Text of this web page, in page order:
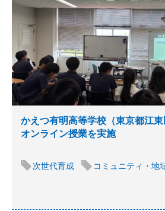
かえつ有明高等学校（東京都江
オンライン授業を実施
次世代育成 コミュニティ・地